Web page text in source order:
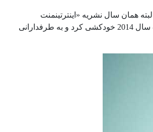
همان سال نشریه «اینترتینمنت
زنده جهان» انتخاب کرد. متاسفانه او در سن ۶۳ سالگی در 11 اوت سال 2014 خودکشی کرد و به طرفدارانی